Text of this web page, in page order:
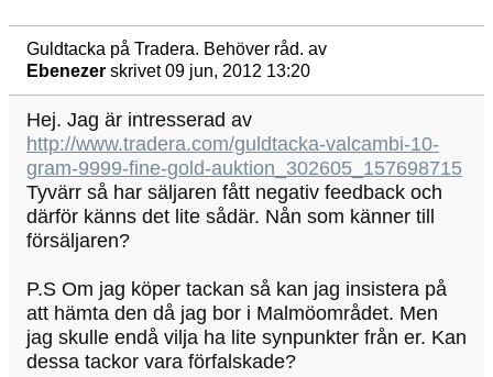
Guldtacka på Tradera. Behöver råd. av
Ebenezer skrivet 09 jun, 2012 13:20
Hej. Jag är intresserad av
http://www.tradera.com/guldtacka-valcambi-10-
gram-9999-fine-gold-auktion_302605_157698715
Tyvärr så har säljaren fått negativ feedback och
därför känns det lite sådär. Nån som känner till
försäljaren?
P.S Om jag köper tackan så kan jag insistera på
att hämta den då jag bor i Malmöområdet. Men
jag skulle endå vilja ha lite synpunkter från er. Kan
dessa tackor vara förfalskade?